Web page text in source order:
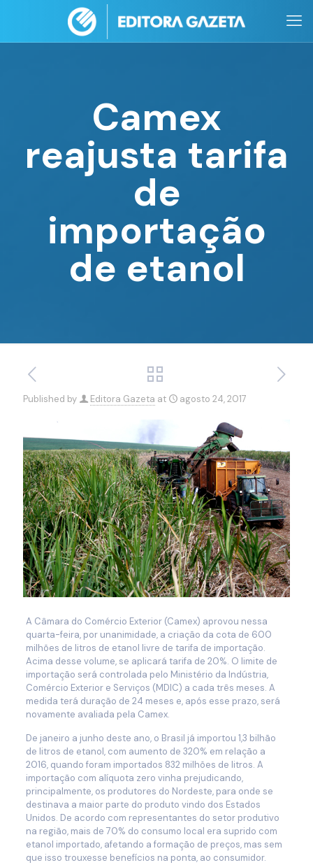
Camex
reajusta tarifa
de
importação
de etanol
Published by Editora Gazeta at agosto 24, 2017
A Câmara do Comércio Exterior (Camex) aprovou nessa
quarta-feira, por unanimidade, a criação da cota de 600
milhões de litros de etanol livre de tarifa de importação.
Acima desse volume, se aplicará tarifa de 20%. O limite de
importação será controlada pelo Ministério da Indústria,
Comércio Exterior e Serviços (MDIC) a cada três meses. A
medida terá duração de 24 meses e, após esse prazo, será
novamente avaliada pela Camex.
De janeiro a junho deste ano, o Brasil já importou 1,3 bilhão
de litros de etanol, com aumento de 320% em relação a
2016, quando foram importados 832 milhões de litros. A
importação com alíquota zero vinha prejudicando,
principalmente, os produtores do Nordeste, para onde se
destinava a maior parte do produto vindo dos Estados
Unidos. De acordo com representantes do setor produtivo
na região, mais de 70% do consumo local era suprido com
etanol importado, afetando a formação de preços, mas sem
que isso trouxesse benefícios na ponta, ao consumidor.